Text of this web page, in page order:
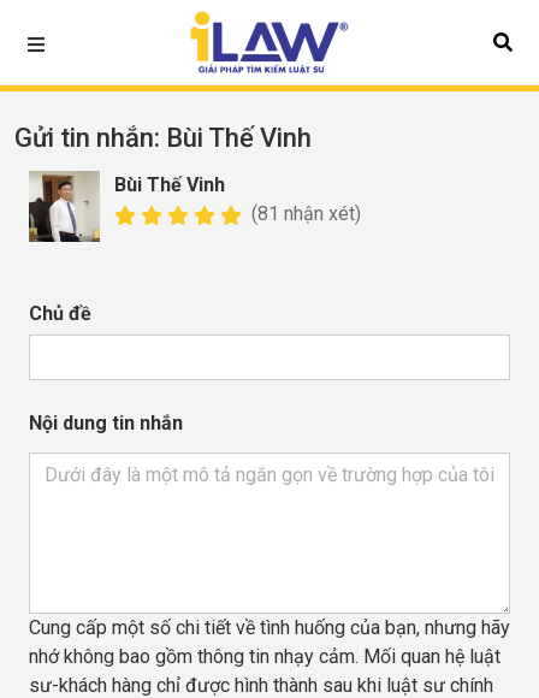
Gửi tin nhắn: Bùi Thế Vinh
Bùi Thế Vinh
(81 nhận xét)
Chủ đề
Nội dung tin nhắn
Cung cấp một số chi tiết về tình huống của bạn, nhưng hãy
nhớ không bao gồm thông tin nhạy cảm. Mối quan hệ luật
sư-khách hàng chỉ được hình thành sau khi luật sư chính